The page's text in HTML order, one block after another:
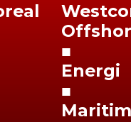
■
Energi
■
Maritim